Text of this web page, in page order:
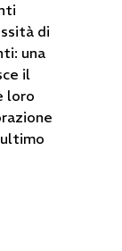
di
una
il
loro